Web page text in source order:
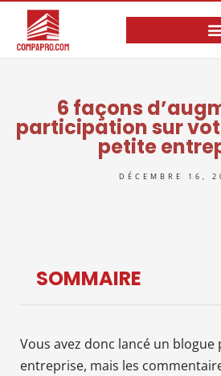
6 façons
participation sur
petite
DÉCEMBRE 16,
SOMMAIRE
Vous avez donc lancé un
entreprise, mais les